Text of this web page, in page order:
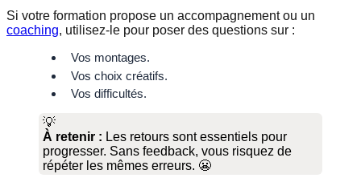
Si votre formation propose un accompagnement ou un
coaching, utilisez-le pour poser des questions sur :
Vos montages.
Vos choix créatifs.
Vos difficultés.
💡
À retenir : Les retours sont essentiels pour
progresser. Sans feedback, vous risquez de
répéter les mêmes erreurs. 😬